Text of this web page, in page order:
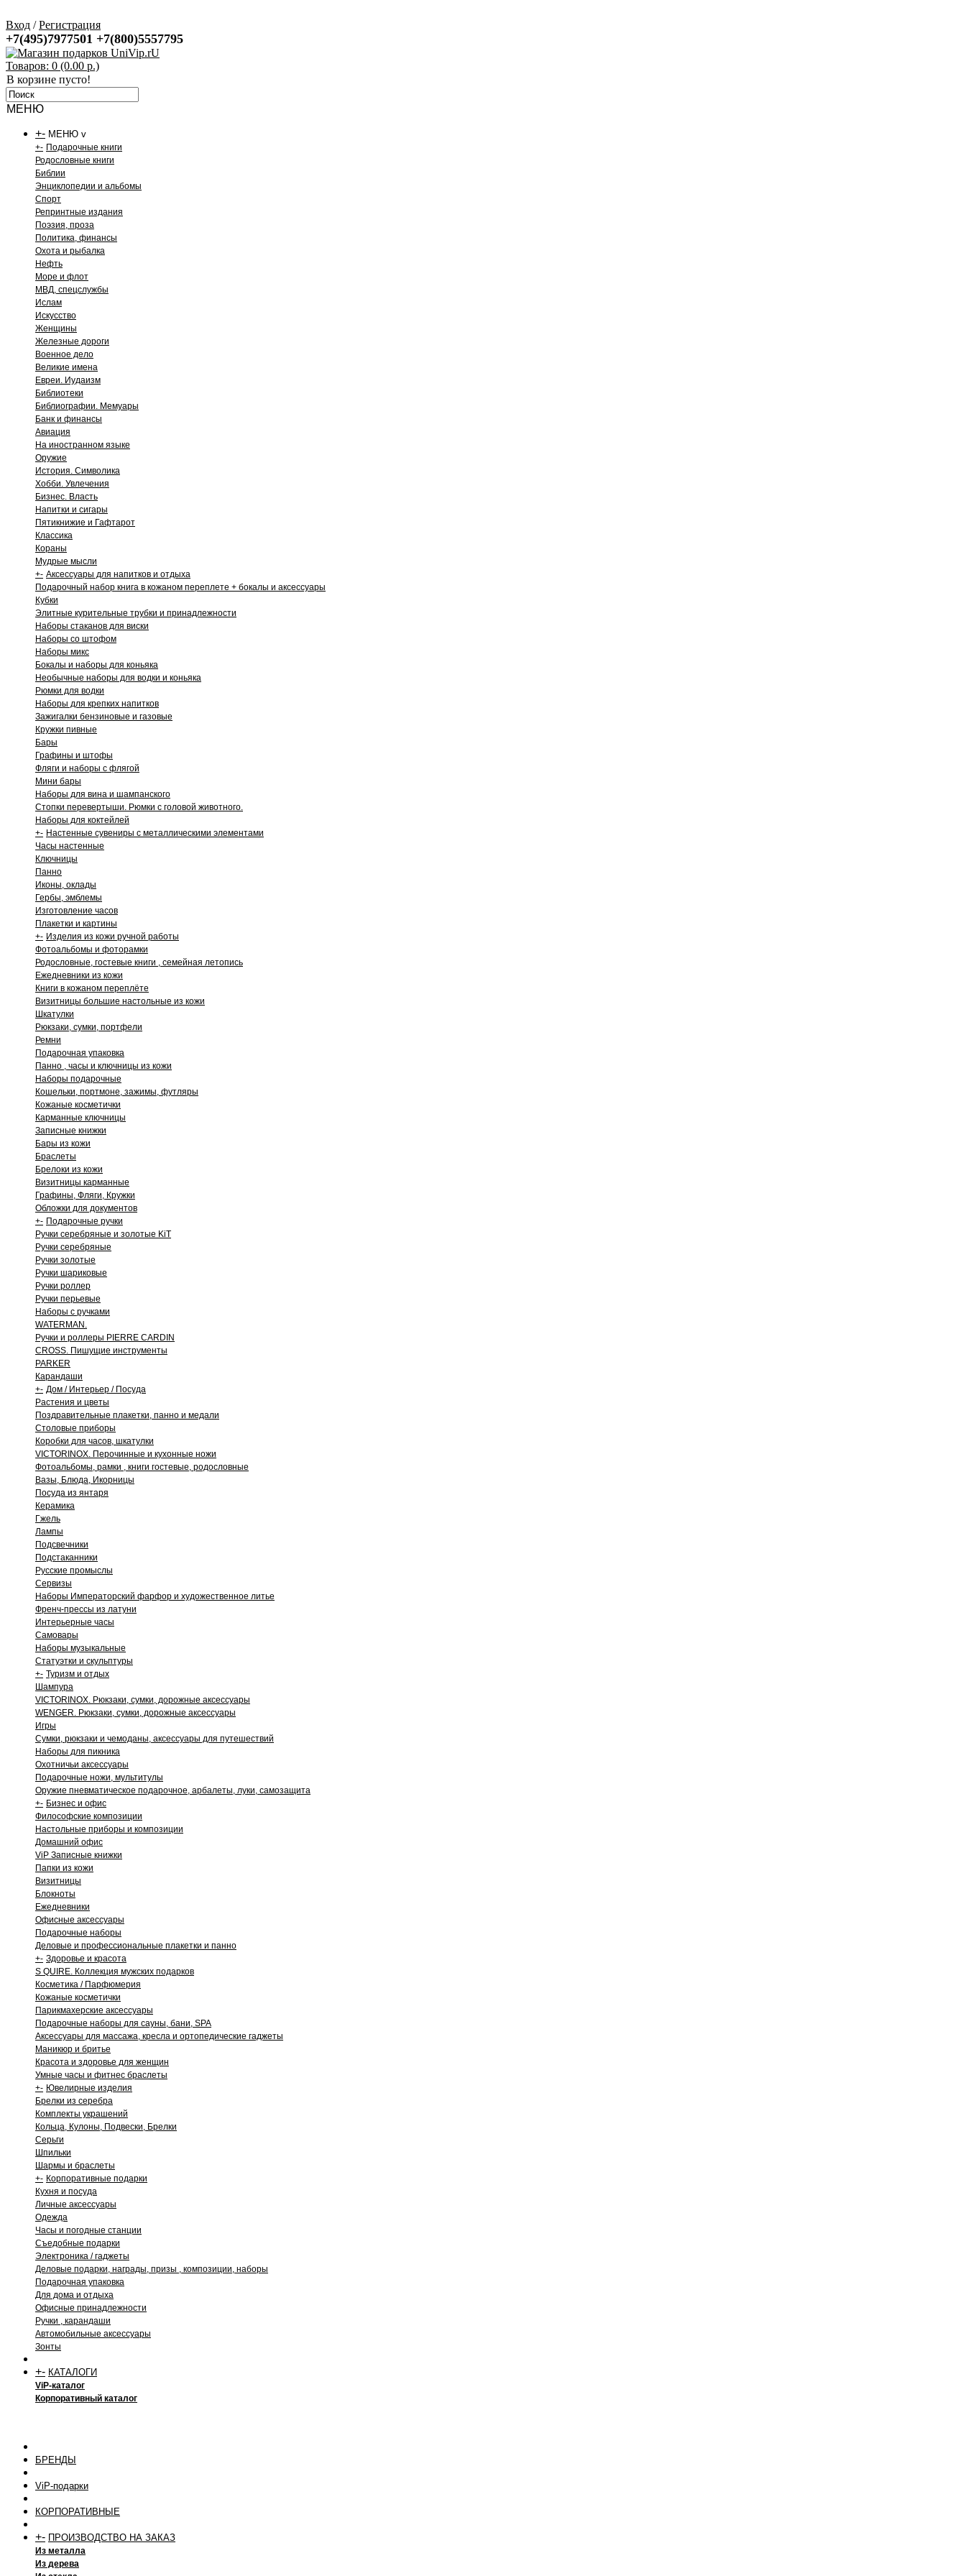
Вход /Регистрация
+7(495)7977501 +7(800)5557795
Товаров: 0 (0.00 р.)
В корзине пусто!
МЕНЮ
+- МЕНЮ v
+- Подарочные книги
Родословные книги
Библии
Энциклопедии и альбомы
Спорт
Репринтные издания
Поэзия, проза
Политика, финансы
Охота и рыбалка
Нефть
Море и флот
МВД, спецслужбы
Ислам
Искусство
Женщины
Железные дороги
Военное дело
Великие имена
Евреи. Иудаизм
Библиотеки
Библиографии. Мемуары
Банк и финансы
Авиация
На иностранном языке
Оружие
История. Символика
Хобби. Увлечения
Бизнес. Власть
Напитки и сигары
Пятикнижие и Гафтарот
Классика
Кораны
Мудрые мысли
+- Аксессуары для напитков и отдыха
Подарочный набор книга в кожаном переплете + бокалы и аксессуары
Кубки
Элитные курительные трубки и принадлежности
Наборы стаканов для виски
Наборы со штофом
Наборы микс
Бокалы и наборы для коньяка
Необычные наборы для водки и коньяка
Рюмки для водки
Наборы для крепких напитков
Зажигалки бензиновые и газовые
Кружки пивные
Бары
Графины и штофы
Фляги и наборы с флягой
Мини бары
Наборы для вина и шампанского
Стопки перевертыши. Рюмки с головой животного.
Наборы для коктейлей
+- Настенные сувениры с металлическими элементами
Часы настенные
Ключницы
Панно
Иконы, оклады
Гербы, эмблемы
Изготовление часов
Плакетки и картины
+- Изделия из кожи ручной работы
Фотоальбомы и фоторамки
Родословные, гостевые книги , семейная летопись
Ежедневники из кожи
Книги в кожаном переплёте
Визитницы большие настольные из кожи
Шкатулки
Рюкзаки, сумки, портфели
Ремни
Подарочная упаковка
Панно , часы и ключницы из кожи
Наборы подарочные
Кошельки, портмоне, зажимы, футляры
Кожаные косметички
Карманные ключницы
Записные книжки
Бары из кожи
Браслеты
Брелоки из кожи
Визитницы карманные
Графины, Фляги, Кружки
Обложки для документов
+- Подарочные ручки
Ручки серебряные и золотые KiT
Ручки серебряные
Ручки золотые
Ручки шариковые
Ручки роллер
Ручки перьевые
Наборы с ручками
WATERMAN.
Ручки и роллеры PIERRE CARDIN
CROSS. Пишущие инструменты
PARKER
Карандаши
+- Дом / Интерьер / Посуда
Растения и цветы
Поздравительные плакетки, панно и медали
Столовые приборы
Коробки для часов, шкатулки
VICTORINOX. Перочинные и кухонные ножи
Фотоальбомы, рамки , книги гостевые, родословные
Вазы, Блюда, Икорницы
Посуда из янтаря
Керамика
Гжель
Лампы
Подсвечники
Подстаканники
Русские промыслы
Сервизы
Наборы Императорский фарфор и художественное литье
Френч-прессы из латуни
Интерьерные часы
Самовары
Наборы музыкальные
Статуэтки и скульптуры
+- Туризм и отдых
Шампура
VICTORINOX. Рюкзаки, сумки, дорожные аксессуары
WENGER. Рюкзаки, сумки, дорожные аксессуары
Игры
Сумки, рюкзаки и чемоданы, аксессуары для путешествий
Наборы для пикника
Охотничьи аксессуары
Подарочные ножи, мультитулы
Оружие пневматическое подарочное, арбалеты, луки, самозащита
+- Бизнес и офис
Философские композиции
Настольные приборы и композиции
Домашний офис
ViP Записные книжки
Папки из кожи
Визитницы
Блокноты
Ежедневники
Офисные аксессуары
Подарочные наборы
Деловые и профессиональные плакетки и панно
+- Здоровье и красота
S QUIRE. Коллекция мужских подарков
Косметика / Парфюмерия
Кожаные косметички
Парикмахерские аксессуары
Подарочные наборы для сауны, бани, SPA
Аксессуары для массажа, кресла и ортопедические гаджеты
Маникюр и бритье
Красота и здоровье для женщин
Умные часы и фитнес браслеты
+- Ювелирные изделия
Брелки из серебра
Комплекты украшений
Кольца, Кулоны, Подвески, Брелки
Серьги
Шпильки
Шармы и браслеты
+- Корпоративные подарки
Кухня и посуда
Личные аксессуары
Одежда
Часы и погодные станции
Съедобные подарки
Электроника / гаджеты
Деловые подарки, награды, призы , композиции, наборы
Подарочная упаковка
Для дома и отдыха
Офисные принадлежности
Ручки , карандаши
Автомобильные аксессуары
Зонты
+- КАТАЛОГИ
ViP-каталог
Корпоративный каталог
БРЕНДЫ
ViP-подарки
КОРПОРАТИВНЫЕ
+- ПРОИЗВОДСТВО НА ЗАКАЗ
Из металла
Из дерева